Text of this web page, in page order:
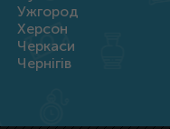
Ужгород
Херсон
Черкаси
Чернігів